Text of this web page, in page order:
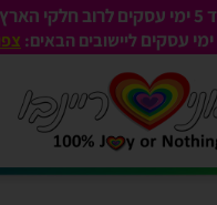
ימי עסקים ליישובים הבאים: